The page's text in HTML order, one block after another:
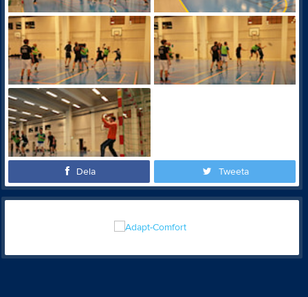
Dela Tweeta